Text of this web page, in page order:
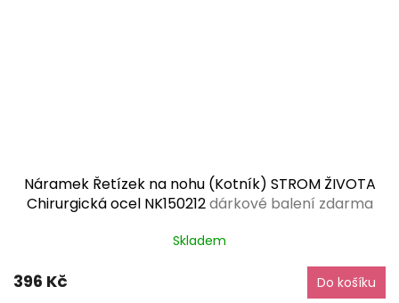
Náramek Řetízek na nohu (Kotník) STROM ŽIVOTA
Chirurgická ocel NK150212dárkové balení zdarma
Skladem
396 Kč Do košíku